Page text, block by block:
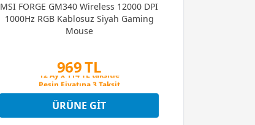
MSI FORGE GM340 Wireless 12000 DPI
1000Hz RGB Kablosuz Siyah Gaming
Mouse
969 TL
Peşin Fiyatına 3 Taksit
Peşin Fiyatına 3 Taksit
ÜRÜNE GIT